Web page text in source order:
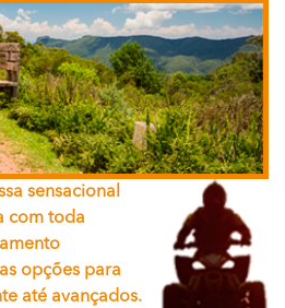
sensacional
com toda
opções para
até avançados.